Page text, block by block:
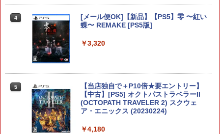
ンラインコード版
￥5,000
5
【純正品】DualSense ワイヤレスコン
トローラー(CFI-ZCT2J)
￥10,737
S5、PS5 Pro、Xbox One、Xbox Serie
s X|S 対応の高精度 H パターン シフター
￥14,141
【Amazon.co.jp限定】劇場版モノノ怪
￥8,800
RASHIKAN
￥2,680
スフィルム スイッチ2 フィルム ガイド
貼り付け キット カバー Switch 2 本体
アクセサリー Nintendo Switch2 ケース
可 透明 ブルーライト カット 99％ FIRM
E
￥1,000
4
[メール便OK]【新品】【PS5】零 〜紅い
蝶〜 REMAKE [PS5版]
￥3,320
5
【当店独自で＋P10倍★要エントリー】
【中古】[PS5] オクトパストラベラーII
(OCTOPATH TRAVELER 2) スクウェ
ア・エニックス (20230224)
￥4,180